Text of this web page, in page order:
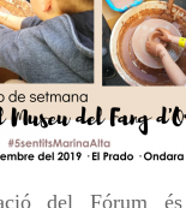
delFórum és